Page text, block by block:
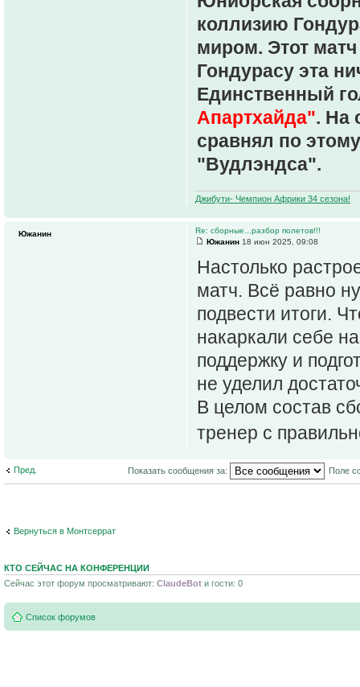
коллизию
миром. Этот
Гондурасу эта
Единственный
Апартхайда". На
сравнял по
"Вудлэндса".
Джибути- Чемпион Африки 34 сезона!
Re: сборные...разбор полетов!!!
Южанин 18 июн 2025, 09:08
Настолько
матч. Всё равно
подвести итоги.
накаркали себе
поддержку и
не уделил
В целом состав
тренер с
Южанин
Пред. Показать сообщения за: Поле
Вернуться в Монтсеррат
КТО СЕЙЧАС НА КОНФЕРЕНЦИИ
Сейчас этот форум просматривают: ClaudeBot и гости: 0
Список форумов